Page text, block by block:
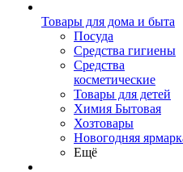
Товары для дома и быта
Посуда
Средства гигиены
Средства
косметические
Товары для детей
Химия Бытовая
Хозтовары
Новогодняя
Ещё